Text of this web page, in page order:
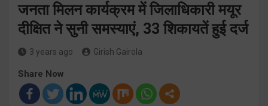
जनता मिलन कार्यक्रम में जिलाधिकारी मयूर
दीक्षित ने सुनी समस्याएं, 33 शिकायतें हुई दर्ज
3 years ago Girish Gairola
Share Now